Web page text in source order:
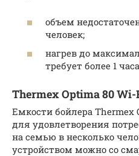
объем
человек;
нагрев до
требует более 1
Thermex Optima 80
Емкости бойлера Thermex
для удовлетворения
на семью в несколько
устройством можно со